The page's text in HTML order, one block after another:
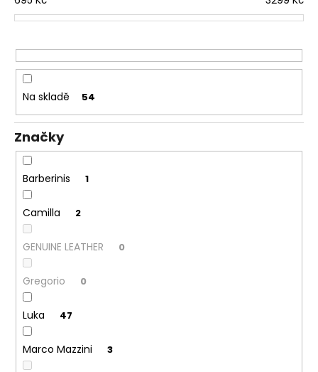
p
o
d
u
k
t
ů
Na skladě 54
Značky
Barberinis 1
Camilla 2
GENUINE LEATHER 0
Gregorio 0
Luka 47
Marco Mazzini 3
č
u
e
m